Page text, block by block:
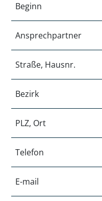
Beginn
Ansprechpartner
Straße, Hausnr.
Bezirk
PLZ, Ort
Telefon
E-mail